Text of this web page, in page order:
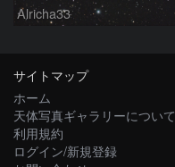
Alricha33
サイトマップ
ホーム
天体写真ギャラリーについて
利用規約
ログイン/新規登録